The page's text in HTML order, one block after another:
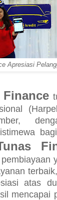
Apresiasi
atas
mencapai